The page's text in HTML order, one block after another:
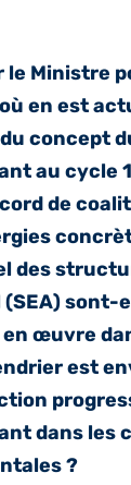
le Ministre
en est
concept
au cycle
de
des
(SEA) sont-
en œuvre
est
dans les
?